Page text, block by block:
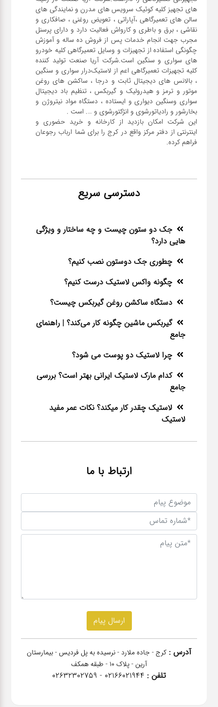
های تجهیز کلیه کوئیک سرویس های مدرن و نمایندگی های
سالن های تعمیرگاهی ،آپاراتی ، تعویض روغنی ، صافکاری و
نقاشی ، برق و باطری و کارواش فعالیت دارد و دارای پرسنل
مجرب جهت انجام خدمات پس از فروش ده ساله و آموزش
چگونگی استفاده از تجهیزات و وسایل تعمیرگاهی کلیه خودرو
های سواری و سنگین است.شرکت آریا صنعت تولید کننده
کلیه تجهیزات تعمیرگاهی اعم از لاستیک‌درار سواری و ‌سنگین
، بالانس های دیجیتال ثابت و درجا ، ساکشن های روغن
موتور و ترمز و هیدرولیک و گیربکس ، تنظیم باد دیجیتال
سواری و‌سنگین دیواری و ایستاده ، دستگاه مواد نیتروژن و
این شرکت امکان بازدید از کارخانه و خرید حضوری و
اینترنتی از دفتر مرکز واقع در کرج را برای شما ارباب رجوعان
فراهم کرده.
دسترسی سریع
جک دو ستون چیست و چه ساختار و ویژگی
هایی دارد؟
چطوری جک دوستون نصب کنیم؟
چگونه واکس لاستیک درست کنیم؟
دستگاه ساکشن روغن گیربکس چیست؟
گیربکس ماشین چگونه کار می‌کند؟ | راهنمای
جامع
چرا لاستیک دو پوست می شود؟
کدام مارک لاستیک ایرانی بهتر است؟ بررسی
جامع
لاستیک چقدر کار میکند؟ نکات عمر مفید
لاستیک
ارتباط با ما
آدرس : کرج - جاده ملارد - نرسیده به پل فردیس - بیمارستان
آرین - پلاک 10 - طبقه همکف
تلفن : 02166021944 - 02632302759